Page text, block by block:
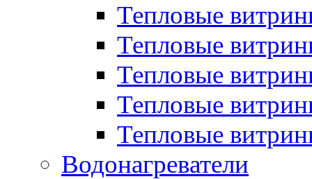
Тепловые
Тепловые
Тепловые
Тепловые
Тепловые
Водонагреватели